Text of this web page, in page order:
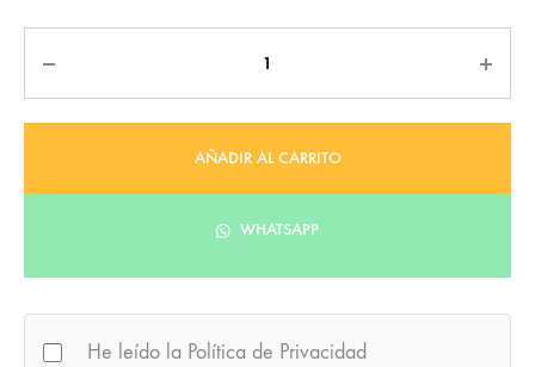
AÑADIR AL CARRITO
WHATSAPP
He leído la Política de Privacidad